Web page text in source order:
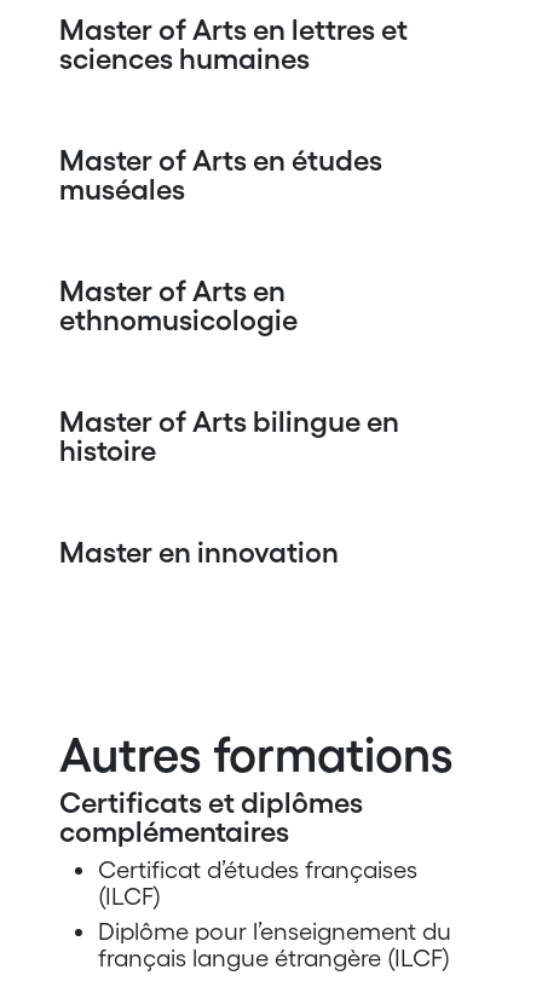
Master of Arts en lettres et
sciences humaines
Master of Arts en études
muséales
Master of Arts en
ethnomusicologie
Master of Arts bilingue en
histoire
Master en innovation
Autres formations
Certificats et diplômes
complémentaires
Certificat d’études françaises
(ILCF)
Diplôme pour l’enseignement du
français langue étrangère (ILCF)